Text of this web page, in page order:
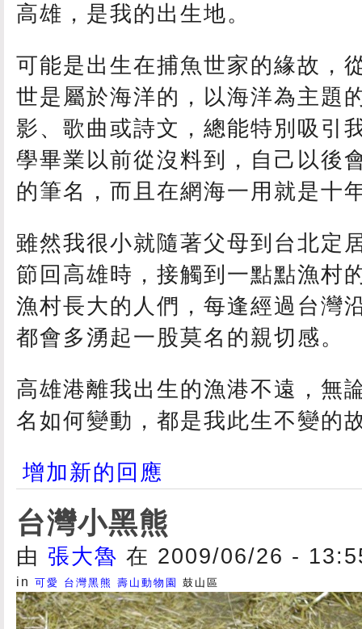
高雄，是我的出生地。
可能是出生在捕魚世家的緣故，
世是屬於海洋的，以海洋為主題
影、歌曲或詩文，總能特別吸引
學畢業以前從沒料到，自己以後
的筆名，而且在網海一用就是十
雖然我很小就隨著父母到台北定
節回高雄時，接觸到一點點漁村
漁村長大的人們，每逢經過台灣
都會多湧起一股莫名的親切感。
高雄港離我出生的漁港不遠，無
名如何變動，都是我此生不變的
增加新的回應
台灣小黑熊
由 張大魯 在 2009/06/26 -
in 可愛 台灣黑熊 壽山動物園 鼓山區